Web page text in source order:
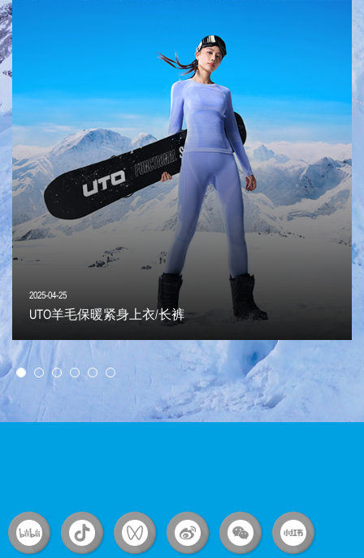
2025-04-25
UTO羊毛保暖紧身上衣/长裤